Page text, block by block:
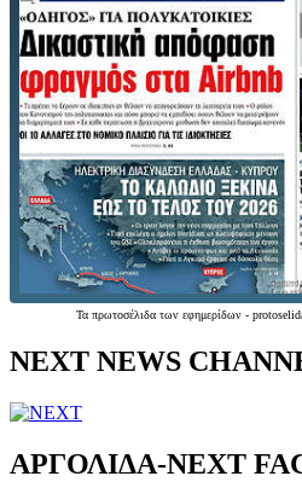
Τα πρωτοσέλιδα των εφημερίδων -
NEXT NEWS
ΑΡΓΟΛΙΔΑ-ΝΕΧΤ